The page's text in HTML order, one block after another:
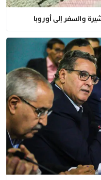
والسفر إلى أوروبا